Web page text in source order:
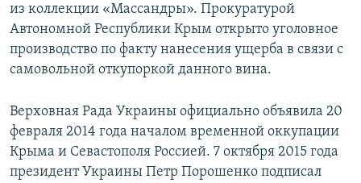
из коллекции «Массандры». Прокуратурой
Автономной Республики Крым открыто уголовное
производство по факту нанесения ущерба в связи с
самовольной откупоркой данного вина.
Верховная Рада Украины официально объявила 20
февраля 2014 года началом временной оккупации
Крыма и Севастополя Россией. 7 октября 2015 года
президент Украины Петр Порошенко подписал